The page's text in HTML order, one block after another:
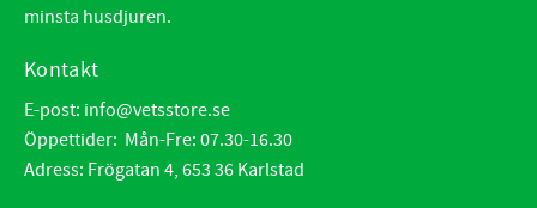
minsta husdjuren.
Kontakt
E-post: info@vetsstore.se
Öppettider: Mån-Fre: 07.30-16.30
Adress: Frögatan 4, 653 36 Karlstad